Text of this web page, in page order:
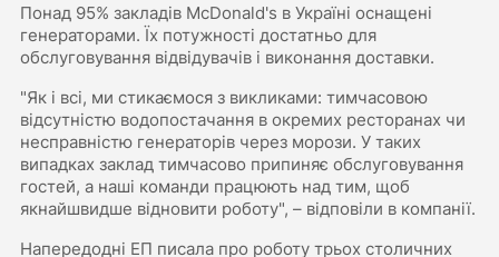
Понад 95% закладів McDonald's в Україні оснащені
генераторами. Їх потужності достатньо для
обслуговування відвідувачів і виконання доставки.
"Як і всі, ми стикаємося з викликами: тимчасовою
відсутністю водопостачання в окремих ресторанах чи
несправністю генераторів через морози. У таких
випадках заклад тимчасово припиняє обслуговування
гостей, а наші команди працюють над тим, щоб
якнайшвидше відновити роботу", – відповіли в компанії.
Напередодні ЕП писала про роботу трьох столичних